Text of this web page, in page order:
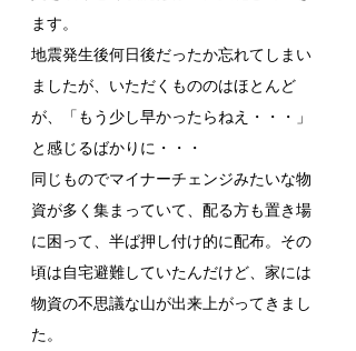
ます。
地震発生後何日後だったか忘れてしまい
ましたが、いただくもののはほとんど
が、「もう少し早かったらねえ・・・」
と感じるばかりに・・・
同じものでマイナーチェンジみたいな物
資が多く集まっていて、配る方も置き場
に困って、半ば押し付け的に配布。その
頃は自宅避難していたんだけど、家には
物資の不思議な山が出来上がってきまし
た。